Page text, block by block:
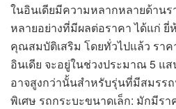
ในอินเดียมีความหลากหลายด้านร
หลายอย่างที่มีผลต่อราคา ได้แก่ ยี่
คุณสมบัติเสริม โดยทั่วไปแล้ว รา
อินเดีย จะอยู่ในช่วงประมาณ 5 แ
อาจสูงกว่านั้นสำหรับรุ่นที่มีสมร
พิเศษ รถกระบะขนาดเล็ก: มักมีร